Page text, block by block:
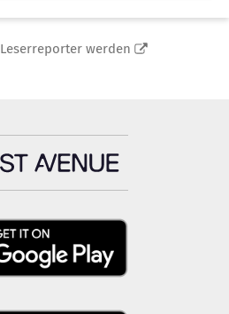
Leserreporter werden